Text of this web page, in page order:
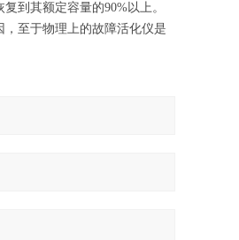
到其额定容量的90%以上。
至于物理上的故障活化仪是